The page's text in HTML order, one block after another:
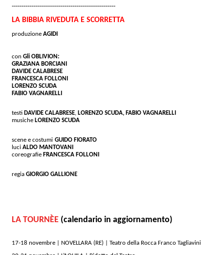
-----------------------------------------------------
LA BIBBIA RIVEDUTA E SCORRETTA
produzione AGIDI
con Gli OBLIVION:
GRAZIANA BORCIANI
DAVIDE CALABRESE
FRANCESCA FOLLONI
LORENZO SCUDA
FABIO VAGNARELLI
testi DAVIDE CALABRESE, LORENZO SCUDA, FABIO VAGNARELLI
musiche LORENZO SCUDA
scene e costumi GUIDO FIORATO
luci ALDO MANTOVANI
coreografie FRANCESCA FOLLONI
regia GIORGIO GALLIONE
LA TOURNÈE (calendario in aggiornamento)
17-18 novembre | NOVELLARA (RE) | Teatro della Rocca Franco Tagliavini